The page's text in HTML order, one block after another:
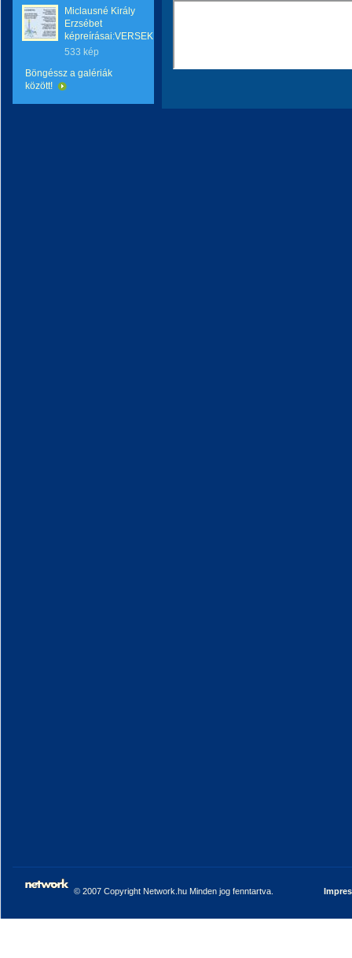
Miclausné Király
Erzsébet
képreírásai:VERSEK
533 kép
Böngéssz a galériák
között!
© 2007 Copyright Network.hu Minden jog fenntartva.